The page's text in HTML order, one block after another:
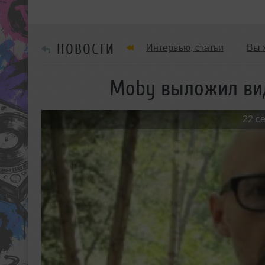
НОВОСТИ Интервью, статьи Вы
Мужчина & Женщина
Moby выложил
22